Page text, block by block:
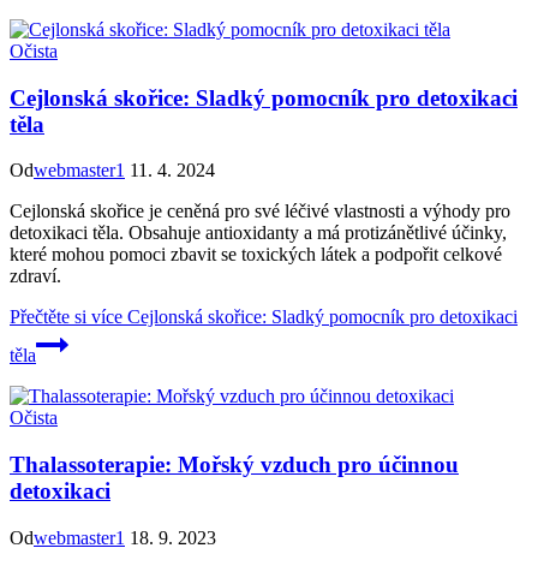
Očista
Cejlonská skořice: Sladký pomocník pro detoxikaci
těla
Odwebmaster1 11. 4. 2024
Cejlonská skořice je ceněná pro své léčivé vlastnosti a výhody pro
detoxikaci těla. Obsahuje antioxidanty a má protizánětlivé účinky,
které mohou pomoci zbavit se toxických látek a podpořit celkové
zdraví.
Přečtěte si více Cejlonská skořice: Sladký pomocník pro detoxikaci
těla
Očista
Thalassoterapie: Mořský vzduch pro účinnou
detoxikaci
Odwebmaster1 18. 9. 2023